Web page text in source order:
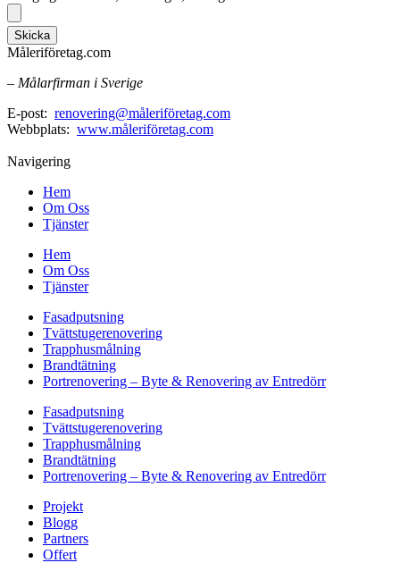
Skicka
Måleriföretag.com
– Målarfirman i Sverige
E-post: renovering@måleriföretag.com
Webbplats: www.måleriföretag.com
Navigering
Hem
Om Oss
Tjänster
Hem
Om Oss
Tjänster
Fasadputsning
Tvättstugerenovering
Trapphusmålning
Brandtätning
Portrenovering – Byte & Renovering av Entredörr
Fasadputsning
Tvättstugerenovering
Trapphusmålning
Brandtätning
Portrenovering – Byte & Renovering av Entredörr
Projekt
Blogg
Partners
Offert